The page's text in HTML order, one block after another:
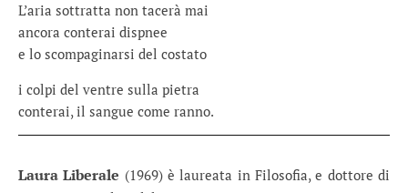
L’aria sottratta non tacerà mai
ancora conterai dispnee
e lo scompaginarsi del costato
i colpi del ventre sulla pietra
conterai, il sangue come ranno.
Laura Liberale (1969) è laureata in Filosofia, e dottore di